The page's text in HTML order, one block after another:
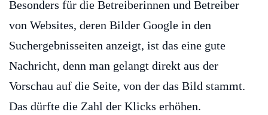
Besonders für die Betreiberinnen und Betreiber
von Websites, deren Bilder Google in den
Suchergebnisseiten anzeigt, ist das eine gute
Nachricht, denn man gelangt direkt aus der
Vorschau auf die Seite, von der das Bild stammt.
Das dürfte die Zahl der Klicks erhöhen.